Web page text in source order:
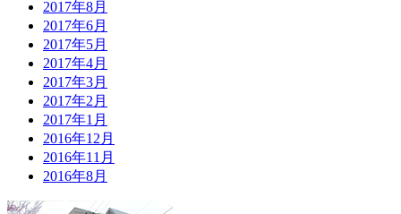
2017年8月
2017年6月
2017年5月
2017年4月
2017年3月
2017年2月
2017年1月
2016年12月
2016年11月
2016年8月